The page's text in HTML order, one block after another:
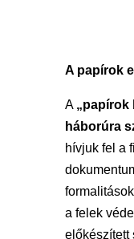
A papírok
A „papírok
háborúra
hívjuk fel a
a felek
előkészített